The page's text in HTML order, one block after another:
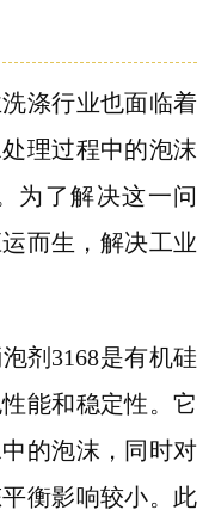
涤行业也面临着
理过程中的泡沫
为了解决这一问
而生，解决工业
剂 3168是有机硅
能和稳定性。它
的泡沫，同时对
衡影响较小。此